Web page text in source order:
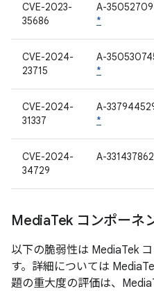
CVE-2023-
35686
A-
*
CVE-2024-
23715
A-
*
CVE-2024-
31337
A-
*
CVE-2024-
34729
A-331437862
MediaTek コンポーネ
以下の脆弱性は MediaTek
す。詳細については
題の重大度の評価は、